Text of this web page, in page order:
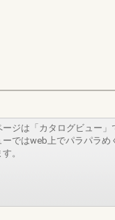
ージは「カタログビュー
ーではweb上でパラパラめ
。